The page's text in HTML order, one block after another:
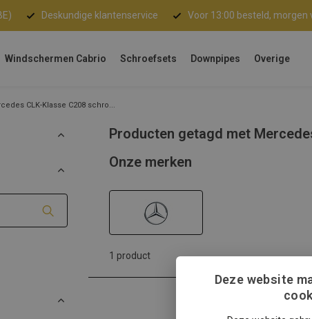
Deskundige klantenservice Voor 13:00 besteld, morgen
Windschermen Cabrio Schroefsets Downpipes Overige
CLK-Klasse C208 schro...
Producten getagd met
Onze merken
1 product
Deze website